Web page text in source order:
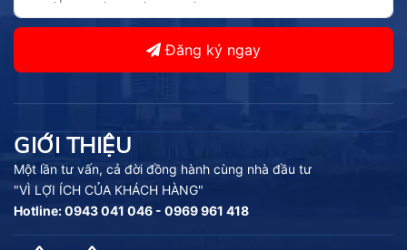
Đăng ký ngay
GIỚI THIỆU
Một lần tư vấn, cả đời đồng hành cùng nhà đầu tư
"VÌ LỢI ÍCH CỦA KHÁCH HÀNG"
Hotline: 0943 041 046 - 0969 961 418